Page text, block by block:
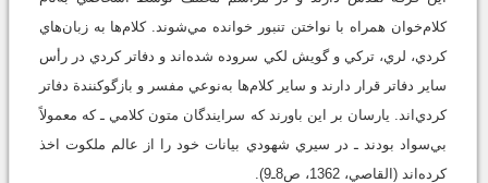
کلام‌خوان همراه با نواختن تنبور خوانده مي‌شوند. کلام‌ها به زبان‌هاي
کردي، لري، ترکي و گويش لکي سروده شده‌اند و دفاتر کردي در رأس
ساير دفاتر قرار دارند و ساير کلام‌ها به‌نوعي مفسر و بازگوکنندة دفاتر
کردي‌اند. يارسان بر اين باورند که سرايندگان متون کلامي ـ که معمولاً
بي‌سواد بودند ـ در سيري شهودي بيانات خود را از عالم ملکوت اخذ
کرده‌اند (القاصي، 1362، ص8ـ9).